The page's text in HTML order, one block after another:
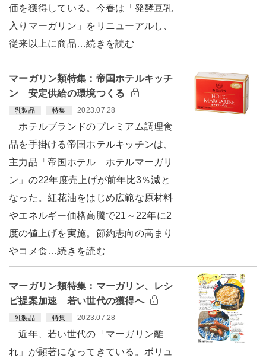
価を獲得している。今春は「発酵豆乳
入りマーガリン」をリニューアルし、
従来以上に商品…続きを読む
マーガリン類特集：帝国ホテルキッチ
ン 安定供給の環境つくる
乳製品 特集 2023.07.28
ホテルブランドのプレミアム調理食
品を手掛ける帝国ホテルキッチンは、
主力品「帝国ホテル ホテルマーガリ
ン」の22年度売上げが前年比3％減と
なった。紅花油をはじめ広範な原材料
やエネルギー価格高騰で21～22年に2
度の値上げを実施。節約志向の高まり
やコメ食…続きを読む
マーガリン類特集：マーガリン、レシ
ピ提案加速 若い世代の獲得へ
乳製品 特集 2023.07.28
近年、若い世代の「マーガリン離
れ」が顕著になってきている。ボリュ